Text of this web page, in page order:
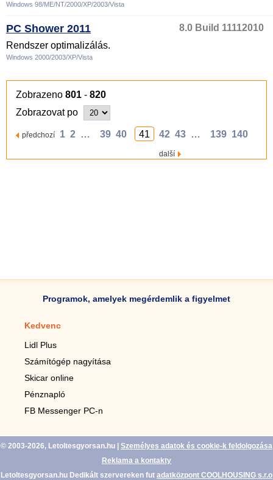
Windows 98/ME/NT/2000/XP/2003/Vista
PC Shower 2011
8.0 Build 11112010
Rendszer optimalizálás.
Windows 2000/2003/XP/Vista
Zobrazeno 801 - 820
Zobrazovat po
předchozí 1 2 … 39 40 41 42 43 … 139 140
další
Programok, amelyek megérdemlik a figyelmet
Kedvenc
Lidl Plus
Számítógép nagyítása
Skicar online
Pénznapló
FB Messenger PC-n
© 2003-2026, Letoltesgyorsan.hu
Személyes adatok és cookie-k feldolgozása
Reklama a kontakty
Letoltesgyorsan.hu Dedikált szervereken fut adatközpont COOLHOUSING s.r.o